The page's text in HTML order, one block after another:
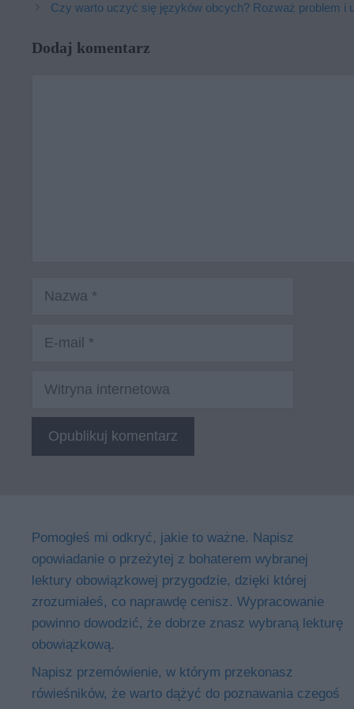
Czy warto uczyć się języków obcych? Rozważ problem i
Dodaj komentarz
Witryna
internetowa
Pomogłeś mi odkryć, jakie to ważne. Napisz
opowiadanie o przeżytej z bohaterem wybranej
lektury obowiązkowej przygodzie, dzięki której
zrozumiałeś, co naprawdę cenisz. Wypracowanie
powinno dowodzić, że dobrze znasz wybraną lekturę
obowiązkową.
Napisz przemówienie, w którym przekonasz
rówieśników, że warto dążyć do poznawania czegoś